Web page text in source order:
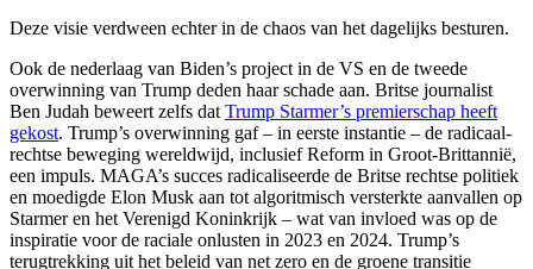
Deze visie verdween echter in de chaos van het dagelijks besturen.
Ook de nederlaag van Biden’s project in de VS en de tweede
overwinning van Trump deden haar schade aan. Britse journalist
Ben Judah beweert zelfs dat Trump Starmer’s premierschap heeft
gekost. Trump’s overwinning gaf – in eerste instantie – de radicaal-
rechtse beweging wereldwijd, inclusief Reform in Groot-Brittannië,
een impuls. MAGA’s succes radicaliseerde de Britse rechtse politiek
en moedigde Elon Musk aan tot algoritmisch versterkte aanvallen op
Starmer en het Verenigd Koninkrijk – wat van invloed was op de
inspiratie voor de raciale onlusten in 2023 en 2024. Trump’s
terugtrekking uit het beleid van net zero en de groene transitie